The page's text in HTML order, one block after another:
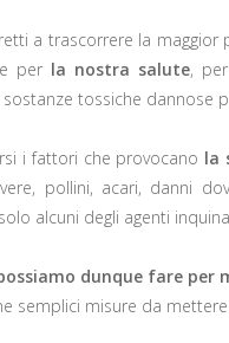
a trascorrere la
perla nostra salute,
sostanze tossiche dannose
i fattori che provocano la
pollini, acari, danni
alcuni degli agenti
dunque fare per
semplici misure da